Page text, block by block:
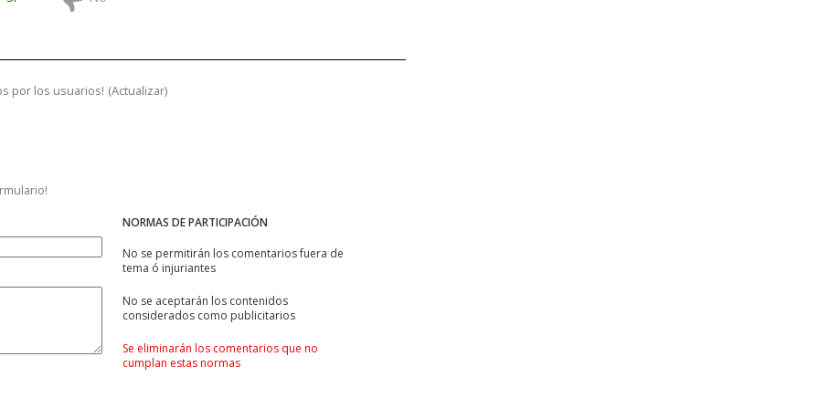
por los usuarios! (Actualizar)
NORMAS DE PARTICIPACIÓN
No se permitirán los comentarios fuera de
tema ó injuriantes
No se aceptarán los contenidos
considerados como publicitarios
Se eliminarán los comentarios que no
cumplan estas normas